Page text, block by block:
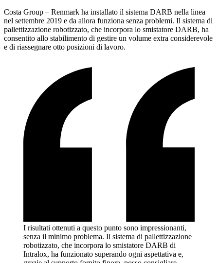
Costa Group – Renmark ha installato il sistema DARB nella linea
nel settembre 2019 e da allora funziona senza problemi. Il sistema di
pallettizzazione robotizzato, che incorpora lo smistatore DARB, ha
consentito allo stabilimento di gestire un volume extra considerevole
e di riassegnare otto posizioni di lavoro.
I risultati ottenuti a questo punto sono impressionanti,
senza il minimo problema. Il sistema di pallettizzazione
robotizzato, che incorpora lo smistatore DARB di
Intralox, ha funzionato superando ogni aspettativa e,